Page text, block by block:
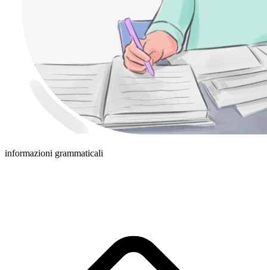
informazioni grammaticali